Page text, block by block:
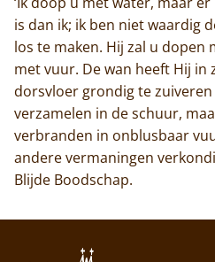
is dan ik; ik ben niet waardig
los te maken. Hij zal u dopen
met vuur. De wan heeft Hij in
dorsvloer grondig te
verzamelen in de schuur,
verbranden in onblusbaar
andere vermaningen
Blijde Boodschap.